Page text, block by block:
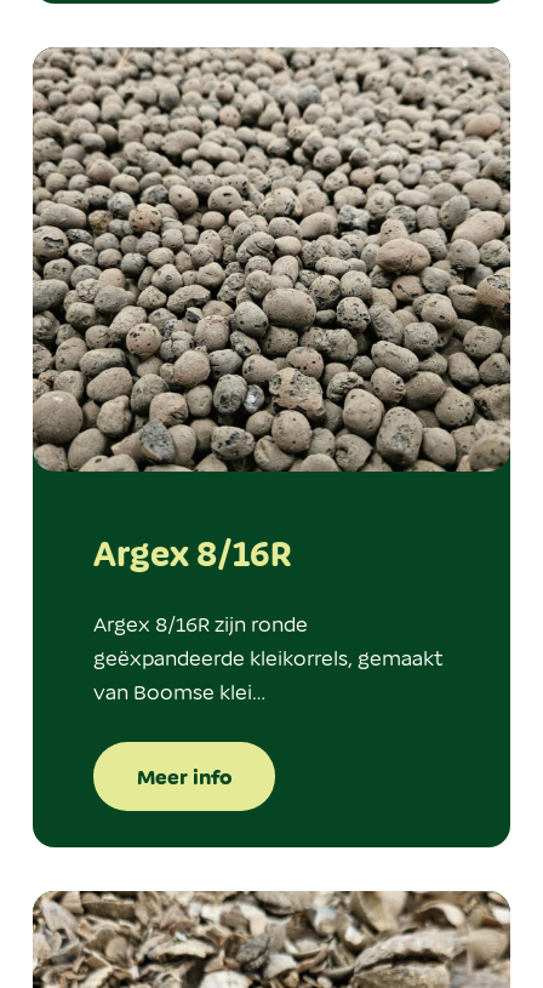
Argex 8/16R
Argex 8/16R zijn ronde
geëxpandeerde kleikorrels, gemaakt
van Boomse klei…
Meer info